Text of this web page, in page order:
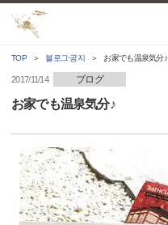
TOP 블로그·공지 お家でも温泉気分♪
2017/11/14 ブログ
お家でも温泉気分♪